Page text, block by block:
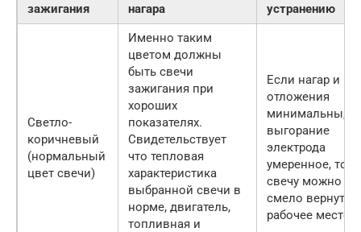
зажигания
нагара
устранению
Светло-
коричневый
(нормальный
цвет свечи)
Именно таким
цветом должны
быть свечи
зажигания при
хороших
показателях.
Свидетельствует
что тепловая
характеристика
выбранной свечи в
норме, двигатель,
топливная и
Если нагар и
отложения
минимальны, а
выгорание
электрода
умеренное, то
свечу можно
смело вернуть
рабочее место